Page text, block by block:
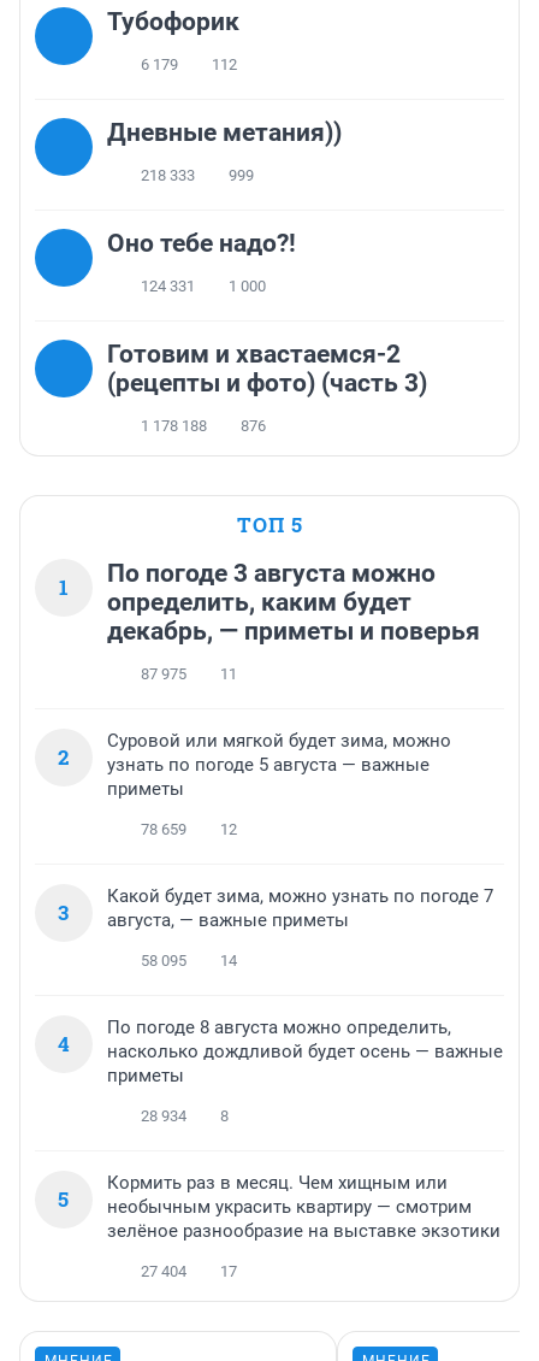
Тубофорик
6 179 112
Дневные метания))
218 333 999
Оно тебе надо?!
124 331 1 000
Готовим и хвастаемся-2
(рецепты и фото) (часть 3)
1 178 188 876
ТОП 5
1
По погоде 3 августа можно
определить, каким будет
декабрь, — приметы и поверья
87 975 11
2
Суровой или мягкой будет зима, можно
узнать по погоде 5 августа — важные
приметы
78 659 12
3
Какой будет зима, можно узнать по погоде 7
августа, — важные приметы
58 095 14
4
По погоде 8 августа можно определить,
насколько дождливой будет осень — важные
приметы
28 934 8
5
Кормить раз в месяц. Чем хищным или
необычным украсить квартиру — смотрим
зелёное разнообразие на выставке экзотики
27 404 17